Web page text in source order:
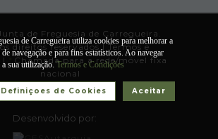
de Freguesia de Carregueira.
direitos reservados |Termos e
|
Chamada para a rede/móvel fixa
nacional
Desenvolvido por:
de Carregueira utiliza cookies para melhorar a
navegação e para fins estatísticos. Ao navegar
a sua utilização.Termos e Condições
Aceitar
Definiçoes de Cookies